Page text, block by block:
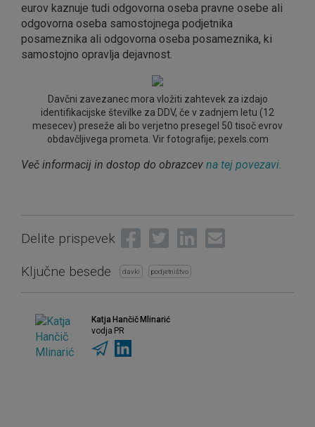
eurov kaznuje tudi odgovorna oseba pravne osebe ali
odgovorna oseba samostojnega podjetnika
posameznika ali odgovorna oseba posameznika, ki
samostojno opravlja dejavnost.
Davčni zavezanec mora vložiti zahtevek za izdajo
identifikacijske številke za DDV, če v zadnjem letu (12
mesecev) preseže ali bo verjetno presegel 50 tisoč evrov
obdavčljivega prometa. Vir fotografije; pexels.com
Več informacij in dostop do obrazcev na tej povezavi.
Delite prispevek Share on Facebook
Tweet Share on LinkedIn
Send email
Ključne besede davki podjetništvo
Katja Hančič Mlinarić
vodja PR